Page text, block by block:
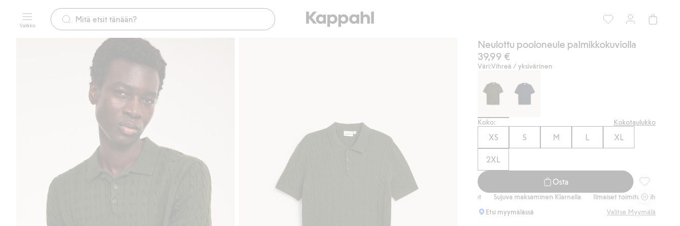
Valikko
Neulottu pooloneule palmikkokuviolla
39,99 €
Väri:Vihreä / yksivärinen
Koko: Kokotaulukko
XS S M L XL
2XL
Osta
Neulottu
Sujuva maksaminen Klarnalla Ilmaiset toimitusvaihtoehdot Sujuva maksaminen Klarnalla Ilmaiset toimitusvaihtoehdot
Etsi myymälässä
Valitse Myymälä